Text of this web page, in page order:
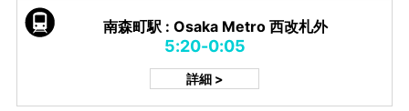
南森町駅 : Osaka Metro 西改札外
5:20-0:05
詳細 >